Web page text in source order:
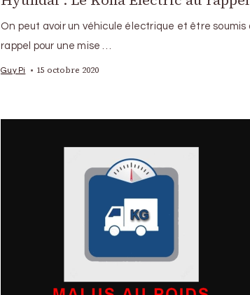
On peut avoir un véhicule électrique et être soumis
rappel pour une mise …
Guy Pi 15 octobre 2020